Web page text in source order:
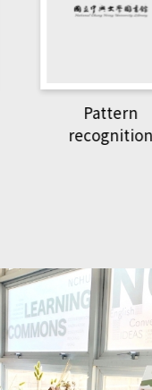
Pattern
recognition